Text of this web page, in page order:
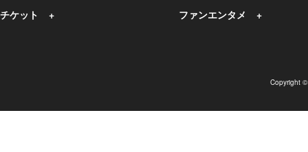
チケット
ファンエンタメ
Copyright